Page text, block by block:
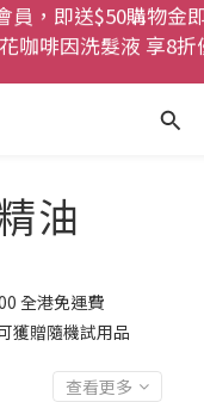
員，即送$50購物金
咖啡因洗髮液 享8
累積消費 $4500 即
星 濕疹專用噴霧
員，即送$50購物金即
咖啡因洗髮液 享8折
油
全港免運費
獲贈隨機試用品
查看更多